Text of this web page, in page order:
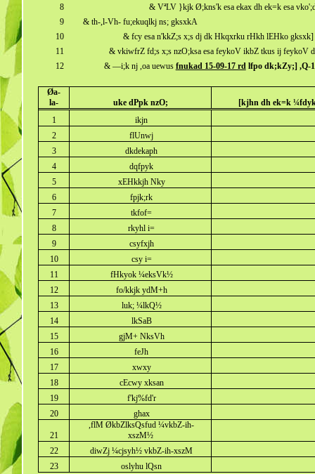
8
& VªLV }kjk Ø;kns'k esa ekax dh ek=k esa
9
& th-,l-Vh- fu;ekuqlkj ns; gksxkA
10
& fcy esa n'kkZ;s x;s dj dk Hkqxrku rHkh lEHko
11
& vkiwfrZ fd;s x;s nzO;ksa esa feykoV ikbZ tkus ij
12
& —i;k nj ,oa uewus fnukad 15-09-17 rdlfpo dk;kZy;] ,Q-
Øa-
la-
uke dPpk nzO;
[kjhn dh ek=k
1
ikjn
2
flUnwj
3
dkdekaph
4
dqfpyk
5
xEHkkjh Nky
6
fpjk;rk
7
tkfof=
8
rkyhl i=
9
csyfxjh
10
csy i=
11
fHkyok ¼eksVk½
12
fo/kkjk ydM+h
13
luk; ¼lkQ½
14
lkSaB
15
gjM+ NksVh
16
feJh
17
xwxy
18
cEcwy xksan
19
f'kj%fd'r
20
ghax
21
,flM ØkbZlksQsfud ¼vkbZ-ih-
xszM½
22
diwZj ¼cjsyh½ vkbZ-ih-xszM
23
oslyhu lQsn